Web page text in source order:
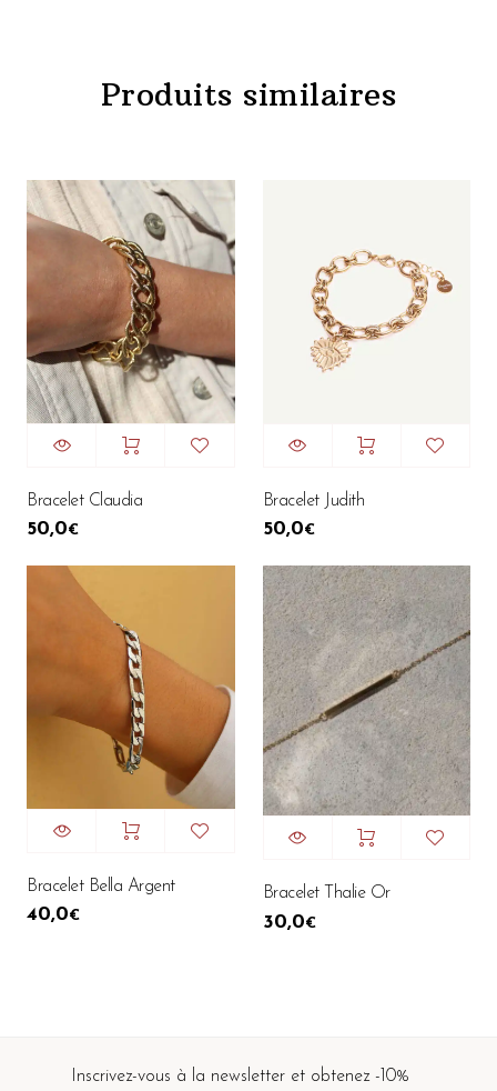
Produits similaires
Bracelet Claudia
50,0€
Bracelet Judith
50,0€
Bracelet Bella Argent
40,0€
Bracelet Thalie Or
30,0€
Inscrivez-vous à la newsletter et obtenez -10%